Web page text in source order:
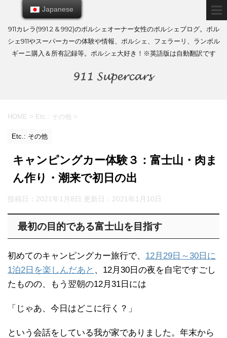
911カレラ(991.2 & 992)のポルシェオーナー女性のポルシェブログ。ポル
シェ911やスーパーカーの体験や情報、ポルシェ、フェラーリ、ランボル
ギーニ購入＆所有記録等。ポルシェ大好き！※英語版は自動翻訳です
HOME > Etc.: その他 >
Etc.: その他
キャンピングカー体験３：富士山・肉ま
ん作り・潮来で初日の出
投稿日：2021年1月8日 更新日： 2021年1月10日
最初の目的である富士山を目指す
初めてのキャンピングカー旅行で、 12月29日～30日に
1泊2日を楽しんだあと 、12月30日の夜を自宅ですごし
たものの、もう翌朝の12月31日には
「じゃあ、今日はどこに行く？」
という会話をしている我が家でありました。年末から
Japanese
Japanese